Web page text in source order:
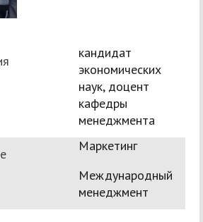
кандидат
экономических
наук, доцент
кафедры
менеджмента
Маркетинг
Международный
менеджмент